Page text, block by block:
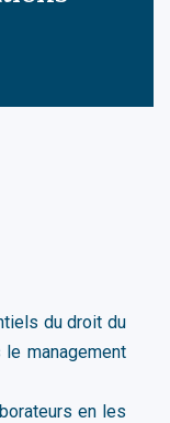
du droit du
management
en les